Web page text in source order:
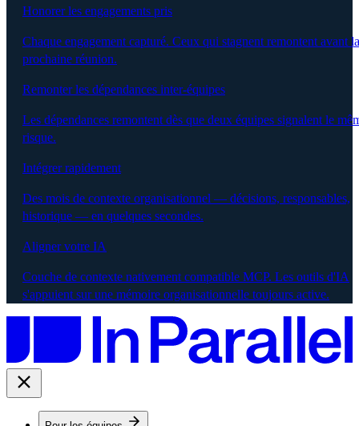
Honorer les engagements pris
Chaque engagement capturé. Ceux qui stagnent remontent avant la
prochaine réunion.
Remonter les dépendances inter-équipes
Les dépendances remontent dès que deux équipes signalent le
risque.
Intégrer rapidement
Des mois de contexte organisationnel — décisions, responsables,
historique — en quelques secondes.
Aligner votre IA
Couche de contexte nativement compatible MCP. Les outils d'IA
s'appuient sur une mémoire organisationnelle toujours active.